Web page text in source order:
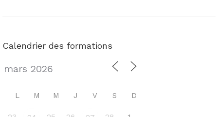
Calendrier des formations
L M M J V S D